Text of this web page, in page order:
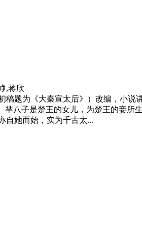
,蒋欣
题为《大秦宣太后》）改编，小
八子是楚王的女儿，为楚王的妾
自她而始，实为千古太...